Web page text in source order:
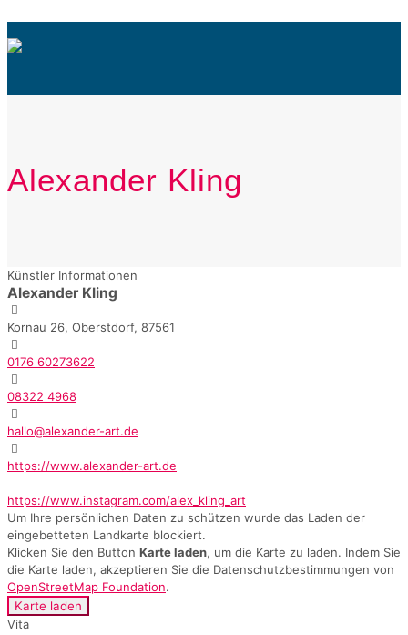
Alexander Kling
Künstler Informationen
Alexander Kling
Kornau 26, Oberstdorf, 87561
0176 60273622
08322 4968
hallo@alexander-art.de
https://www.alexander-art.de
https://www.instagram.com/alex_kling_art
Um Ihre persönlichen Daten zu schützen wurde das Laden der
eingebetteten Landkarte blockiert.
Klicken Sie den Button Karte laden, um die Karte zu laden. Indem Sie
die Karte laden, akzeptieren Sie die Datenschutzbestimmungen von
OpenStreetMap Foundation.
Karte laden
Vita